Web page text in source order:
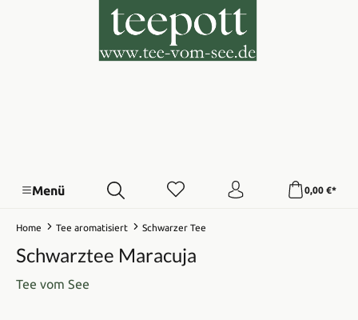
Menü 0,00 €*
Home Tee aromatisiert Schwarzer Tee
Schwarztee Maracuja
Tee vom See